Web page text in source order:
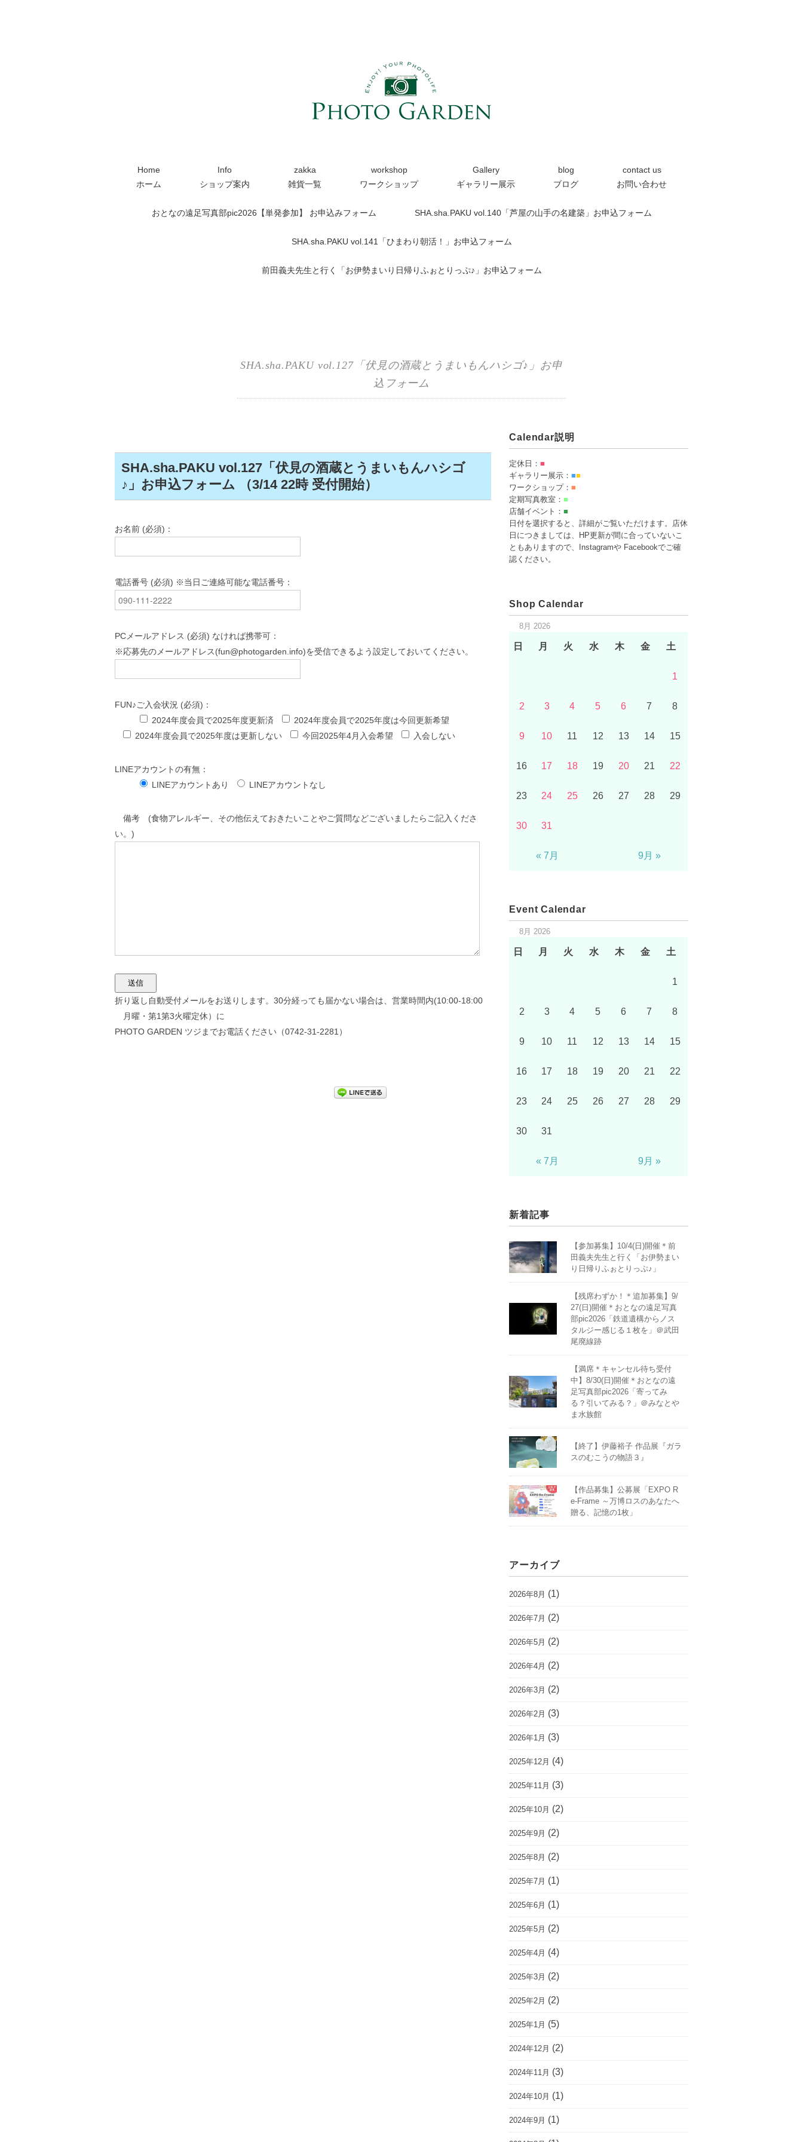
Home
ホーム
Info
ショップ案内
zakka
雑貨一覧
workshop
ワークショップ
Gallery
ギャラリー展示
blog
ブログ
contact us
お問い合わせ
おとなの遠足写真部pic2026【単発参加】 お申込みフォーム SHA.sha.PAKU vol.140「芦屋の山手の名建築」お申込フォーム
SHA.sha.PAKU vol.141「ひまわり朝活！」お申込フォーム
前田義夫先生と行く「お伊勢まいり日帰りふぉとりっぷ♪」お申込フォーム
SHA.sha.PAKU vol.127「伏見の酒蔵とうまいもんハシゴ♪」お申
込フォーム
SHA.sha.PAKU vol.127「伏見の酒蔵とうまいもんハシゴ
♪」お申込フォーム （3/14 22時 受付開始）
お名前 (必須)：
電話番号 (必須) ※当日ご連絡可能な電話番号：
PCメールアドレス (必須) なければ携帯可：
※応募先のメールアドレス(fun@photogarden.info)を受信できるよう設定しておいてください。
FUN♪ご入会状況 (必須)：
2024年度会員で2025年度更新済
2024年度会員で2025年度は今回更新希望
2024年度会員で2025年度は更新しない
今回2025年4月入会希望 入会しない
LINEアカウントの有無：
LINEアカウントあり
LINEアカウントなし
備考 (食物アレルギー、その他伝えておきたいことやご質問などございましたらご記入くださ
い。)
折り返し自動受付メールをお送りします。30分経っても届かない場合は、営業時間内(10:00-18:00
月曜・第1第3火曜定休）に
PHOTO GARDEN ツジまでお電話ください（0742-31-2281）
Calendar説明
定休日：■
ギャラリー展示：■■
ワークショップ：■
定期写真教室：■
店舗イベント：■
日付を選択すると、詳細がご覧いただけます。店休
日につきましては、HP更新が間に合っていないこ
ともありますので、Instagramや Facebookでご確
認ください。
Shop Calendar
8月 2026
日 月 火 水 木 金 土
1
2 3 4 5 6 7 8
9 10 11 12 13 14 15
16 17 18 19 20 21 22
23 24 25 26 27 28 29
30 31
« 7月 9月 »
Event Calendar
8月 2026
日 月 火 水 木 金 土
1
2 3 4 5 6 7 8
9 10 11 12 13 14 15
16 17 18 19 20 21 22
23 24 25 26 27 28 29
30 31
« 7月 9月 »
新着記事
【参加募集】10/4(日)開催＊前
田義夫先生と行く「お伊勢まい
り日帰りふぉとりっぷ♪」
【残席わずか！＊追加募集】9/
27(日)開催＊おとなの遠足写真
部pic2026「鉄道遺構からノス
タルジー感じる１枚を」＠武田
尾廃線跡
【満席＊キャンセル待ち受付
中】8/30(日)開催＊おとなの遠
足写真部pic2026「寄ってみ
る？引いてみる？」＠みなとや
ま水族館
【終了】伊藤裕子 作品展『ガラ
スのむこうの物語３』
【作品募集】公募展「EXPO R
e-Frame ～万博ロスのあなたへ
贈る、記憶の1枚」
アーカイブ
2026年8月 (1)
2026年7月 (2)
2026年5月 (2)
2026年4月 (2)
2026年3月 (2)
2026年2月 (3)
2026年1月 (3)
2025年12月 (4)
2025年11月 (3)
2025年10月 (2)
2025年9月 (2)
2025年8月 (2)
2025年7月 (1)
2025年6月 (1)
2025年5月 (2)
2025年4月 (4)
2025年3月 (2)
2025年2月 (2)
2025年1月 (5)
2024年12月 (2)
2024年11月 (3)
2024年10月 (1)
2024年9月 (1)